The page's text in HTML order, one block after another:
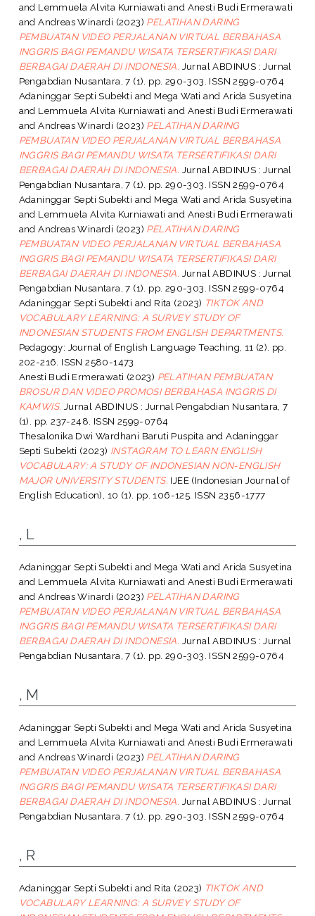
and Lemmuela Alvita Kurniawati and Anesti Budi Ermerawati
andAndreas Winardi (2023) PELATIHAN DARING
PEMBUATAN VIDEO PERJALANAN VIRTUAL BERBAHASA
INGGRIS BAGI PEMANDU WISATA TERSERTIFIKASI DARI
BERBAGAI DAERAH DI INDONESIA. Jurnal ABDINUS : Jurnal
Pengabdian Nusantara, 7 (1). pp. 290-303. ISSN 2599-0764
Adaninggar Septi Subekti and Mega Wati and Arida Susyetina
and Lemmuela Alvita Kurniawati and Anesti Budi Ermerawati
andAndreas Winardi (2023) PELATIHAN DARING
PEMBUATAN VIDEO PERJALANAN VIRTUAL BERBAHASA
INGGRIS BAGI PEMANDU WISATA TERSERTIFIKASI DARI
BERBAGAI DAERAH DI INDONESIA. Jurnal ABDINUS : Jurnal
Pengabdian Nusantara, 7 (1). pp. 290-303. ISSN 2599-0764
Adaninggar Septi Subekti and Mega Wati and Arida Susyetina
and Lemmuela Alvita Kurniawati and Anesti Budi Ermerawati
andAndreas Winardi (2023) PELATIHAN DARING
PEMBUATAN VIDEO PERJALANAN VIRTUAL BERBAHASA
INGGRIS BAGI PEMANDU WISATA TERSERTIFIKASI DARI
BERBAGAI DAERAH DI INDONESIA. Jurnal ABDINUS : Jurnal
Pengabdian Nusantara, 7 (1). pp. 290-303. ISSN 2599-0764
Adaninggar Septi Subekti and Rita (2023) TIKTOK AND
VOCABULARY LEARNING: A SURVEY STUDY OF
INDONESIAN STUDENTS FROM ENGLISH DEPARTMENTS.
Pedagogy: Journal of English Language Teaching, 11 (2). pp.
202-216. ISSN 2580-1473
Anesti Budi Ermerawati (2023) PELATIHAN PEMBUATAN
BROSUR DAN VIDEO PROMOSI BERBAHASA INGGRIS DI
KAMWIS. Jurnal ABDINUS : Jurnal Pengabdian Nusantara, 7
(1). pp. 237-248. ISSN 2599-0764
Thesalonika Dwi Wardhani Baruti Puspita andAdaninggar
Septi Subekti (2023) INSTAGRAM TO LEARN ENGLISH
VOCABULARY: A STUDY OF INDONESIAN NON-ENGLISH
MAJOR UNIVERSITY STUDENTS. IJEE (Indonesian Journal of
English Education), 10 (1). pp. 106-125. ISSN 2356-1777
, L
Adaninggar Septi Subekti and Mega Wati and Arida Susyetina
and Lemmuela Alvita Kurniawati and Anesti Budi Ermerawati
andAndreas Winardi (2023) PELATIHAN DARING
PEMBUATAN VIDEO PERJALANAN VIRTUAL BERBAHASA
INGGRIS BAGI PEMANDU WISATA TERSERTIFIKASI DARI
BERBAGAI DAERAH DI INDONESIA. Jurnal ABDINUS : Jurnal
Pengabdian Nusantara, 7 (1). pp. 290-303. ISSN 2599-0764
, M
Adaninggar Septi Subekti and Mega Wati and Arida Susyetina
and Lemmuela Alvita Kurniawati and Anesti Budi Ermerawati
andAndreas Winardi (2023) PELATIHAN DARING
PEMBUATAN VIDEO PERJALANAN VIRTUAL BERBAHASA
INGGRIS BAGI PEMANDU WISATA TERSERTIFIKASI DARI
BERBAGAI DAERAH DI INDONESIA. Jurnal ABDINUS : Jurnal
Pengabdian Nusantara, 7 (1). pp. 290-303. ISSN 2599-0764
, R
Adaninggar Septi Subekti and Rita (2023) TIKTOK AND
VOCABULARY LEARNING: A SURVEY STUDY OF